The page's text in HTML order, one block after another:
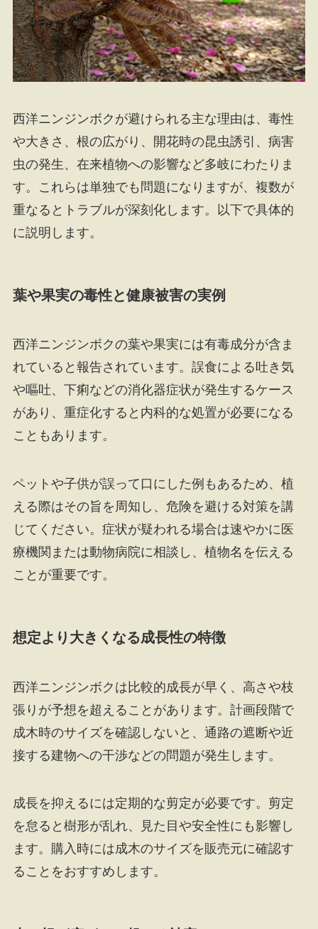
西洋ニンジンボクが避けられる主な理由は、毒性
や大きさ、根の広がり、開花時の昆虫誘引、病害
虫の発生、在来植物への影響など多岐にわたりま
す。これらは単独でも問題になりますが、複数が
重なるとトラブルが深刻化します。以下で具体的
に説明します。
葉や果実の毒性と健康被害の実例
西洋ニンジンボクの葉や果実には有毒成分が含ま
れていると報告されています。誤食による吐き気
や嘔吐、下痢などの消化器症状が発生するケース
があり、重症化すると内科的な処置が必要になる
こともあります。
ペットや子供が誤って口にした例もあるため、植
える際はその旨を周知し、危険を避ける対策を講
じてください。症状が疑われる場合は速やかに医
療機関または動物病院に相談し、植物名を伝える
ことが重要です。
想定より大きくなる成長性の特徴
西洋ニンジンボクは比較的成長が早く、高さや枝
張りが予想を超えることがあります。計画段階で
成木時のサイズを確認しないと、通路の遮断や近
接する建物への干渉などの問題が発生します。
成長を抑えるには定期的な剪定が必要です。剪定
を怠ると樹形が乱れ、見た目や安全性にも影響し
ます。購入時には成木のサイズを販売元に確認す
ることをおすすめします。